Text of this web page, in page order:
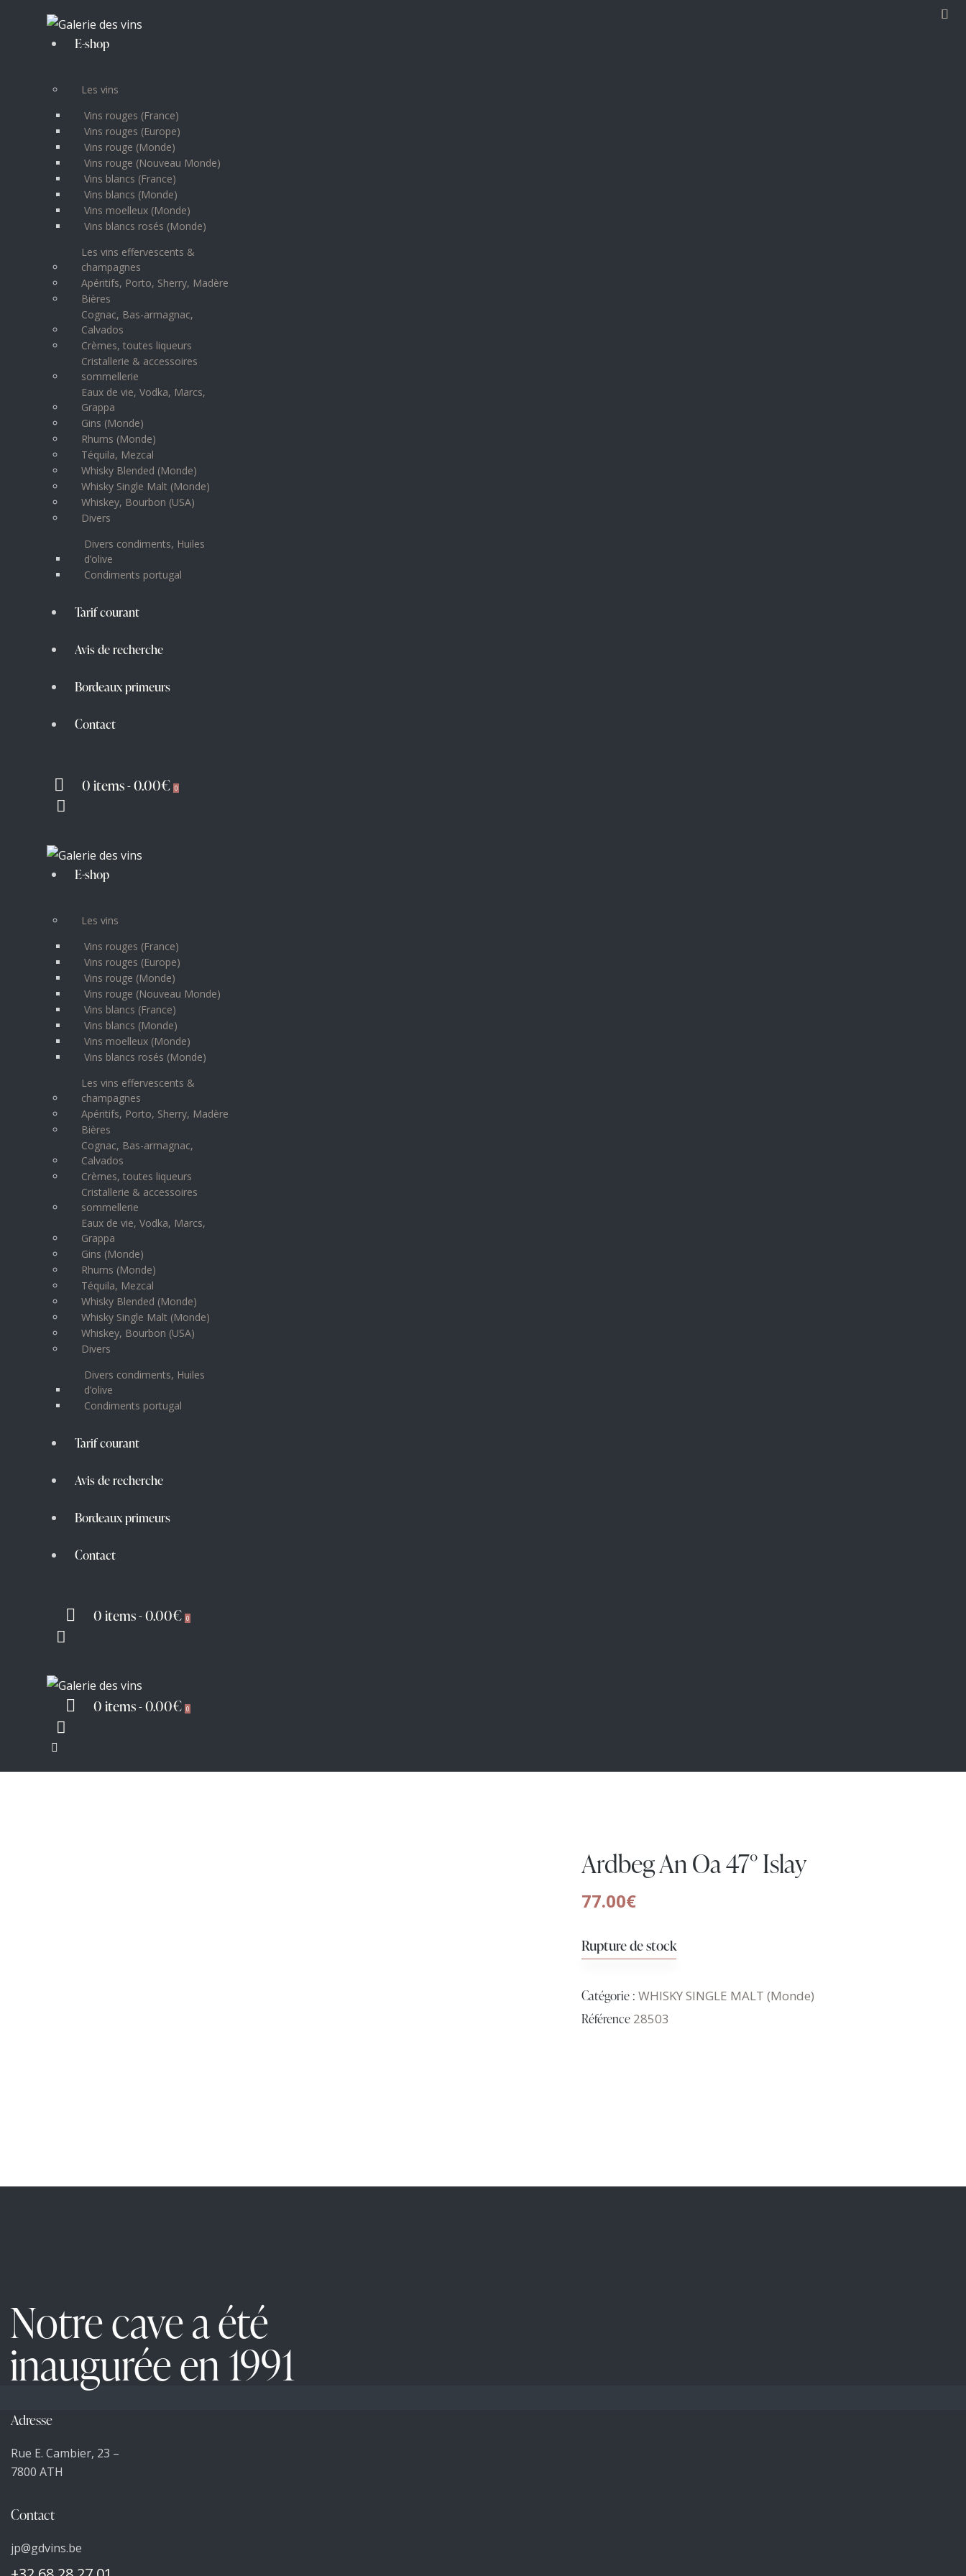
E-shop
Les vins
Vins rouges (France)
Vins rouges (Europe)
Vins rouge (Monde)
Vins rouge (Nouveau Monde)
Vins blancs (France)
Vins blancs (Monde)
Vins moelleux (Monde)
Vins blancs rosés (Monde)
Les vins effervescents &
champagnes
Apéritifs, Porto, Sherry, Madère
Bières
Cognac, Bas-armagnac,
Calvados
Crèmes, toutes liqueurs
Cristallerie & accessoires
sommellerie
Eaux de vie, Vodka, Marcs,
Grappa
Gins (Monde)
Rhums (Monde)
Téquila, Mezcal
Whisky Blended (Monde)
Whisky Single Malt (Monde)
Whiskey, Bourbon (USA)
Divers
Divers condiments, Huiles
d’olive
Condiments portugal
Tarif courant
Avis de recherche
Bordeaux primeurs
Contact
0 items-0.00€ 0
E-shop
Les vins
Vins rouges (France)
Vins rouges (Europe)
Vins rouge (Monde)
Vins rouge (Nouveau Monde)
Vins blancs (France)
Vins blancs (Monde)
Vins moelleux (Monde)
Vins blancs rosés (Monde)
Les vins effervescents &
champagnes
Apéritifs, Porto, Sherry, Madère
Bières
Cognac, Bas-armagnac,
Calvados
Crèmes, toutes liqueurs
Cristallerie & accessoires
sommellerie
Eaux de vie, Vodka, Marcs,
Grappa
Gins (Monde)
Rhums (Monde)
Téquila, Mezcal
Whisky Blended (Monde)
Whisky Single Malt (Monde)
Whiskey, Bourbon (USA)
Divers
Divers condiments, Huiles
d’olive
Condiments portugal
Tarif courant
Avis de recherche
Bordeaux primeurs
Contact
0 items-0.00€ 0
0 items-0.00€ 0
Ardbeg An Oa 47° Islay
77.00€
Rupture de stock
Catégorie :WHISKY SINGLE MALT (Monde)
Référence 28503
Notre cave a été
inaugurée en 1991
Adresse
Rue E. Cambier, 23 –
7800 ATH
Contact
jp@gdvins.be